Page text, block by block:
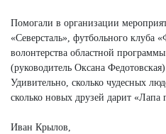
Помогали в организации
«Северсталь», футбольного клуба
волонтерства областной
(руководитель Оксана
Удивительно, сколько чудесных
сколько новых друзей дарит
Иван Крылов,